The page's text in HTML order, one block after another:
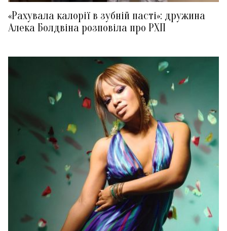
«Рахувала калорії в зубній пасті»: дружина
Алека Болдвіна розповіла про РХП